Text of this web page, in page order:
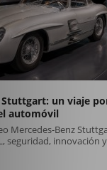
Stuttgart: un viaje
automóvil
Mercedes-Benz
seguridad, innovación